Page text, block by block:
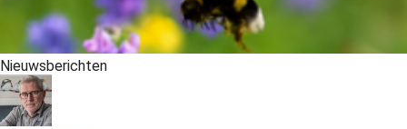
Nieuwsberichten